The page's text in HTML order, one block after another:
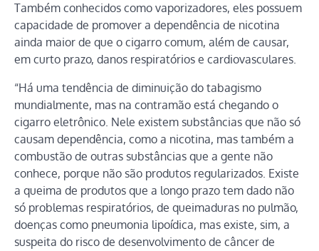
Também conhecidos como vaporizadores, eles possuem
capacidade de promover a dependência de nicotina
ainda maior de que o cigarro comum, além de causar,
em curto prazo, danos respiratórios e cardiovasculares.
“Há uma tendência de diminuição do tabagismo
mundialmente, mas na contramão está chegando o
cigarro eletrônico. Nele existem substâncias que não só
causam dependência, como a nicotina, mas também a
combustão de outras substâncias que a gente não
conhece, porque não são produtos regularizados. Existe
a queima de produtos que a longo prazo tem dado não
só problemas respiratórios, de queimaduras no pulmão,
doenças como pneumonia lipoídica, mas existe, sim, a
suspeita do risco de desenvolvimento de câncer de